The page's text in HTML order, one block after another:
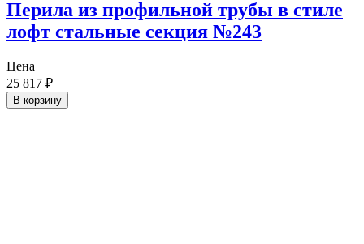
Перила из профильной трубы в стиле
лофт стальные секция №243
Цена
25 817 ₽
В корзину